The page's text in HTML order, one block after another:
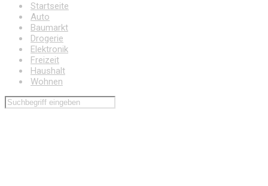
Startseite
Auto
Baumarkt
Drogerie
Elektronik
Freizeit
Haushalt
Wohnen